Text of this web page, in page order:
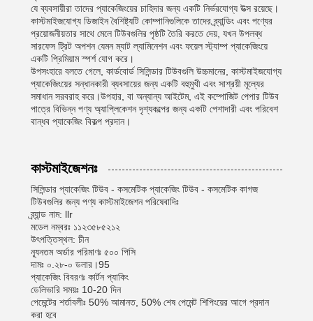
যে ব্যবসায়ীরা তাদের প্যাকেজিংয়ের চাহিদার জন্য একটি নির্ভরযোগ্য উত্স রয়েছে।
কাস্টমাইজযোগ্য ডিজাইন বৈশিষ্ট্যটি কোম্পানিগুলিকে তাদের ব্র্যান্ডিং এবং পণ্যের
প্রয়োজনীয়তার সাথে মেলে টিউবগুলির পৃষ্ঠটি তৈরি করতে দেয়, যখন উপলব্ধ
সারফেস ট্রিট অপশন যেমন ম্যাট ল্যামিনেশন এবং ফয়েল স্ট্যাম্প প্যাকেজিংয়ে
একটি প্রিমিয়াম স্পর্শ যোগ করে।
উপসংহারে বলতে গেলে, কার্ডবোর্ড সিলিন্ডার টিউবগুলি উচ্চমানের, কাস্টমাইজযোগ্য
প্যাকেজিংয়ের সন্ধানকারী ব্যবসায়ের জন্য একটি বহুমুখী এবং সাশ্রয়ী মূল্যের
সমাধান সরবরাহ করে।উপহার, বা অন্যান্য আইটেম, এই কম্পোজিট পেপার টিউব
পাত্রে বিভিন্ন পণ্য অ্যাপ্লিকেশন দৃশ্যকল্পের জন্য একটি পেশাদারী এবং পরিবেশ
বান্ধব প্যাকেজিং বিকল্প প্রদান।
কাস্টমাইজেশনঃ
সিলিন্ডার প্যাকেজিং টিউব - কসমেটিক প্যাকেজিং টিউব - কসমেটিক কাগজ
টিউবগুলির জন্য পণ্য কাস্টমাইজেশন পরিষেবাদিঃ
ব্র্যান্ড নাম: llr
মডেল নম্বরঃ ১১২৩৫৮৫২১২
উৎপত্তিস্থল: চীন
ন্যূনতম অর্ডার পরিমাণঃ ৫০০ পিসি
দামঃ ০.২৮-০ ডলার।95
প্যাকেজিং বিবরণঃ কার্টন প্যাকিং
ডেলিভারি সময়ঃ 10-20 দিন
পেমেন্টের শর্তাবলীঃ 50% আমানত, 50% শেষ পেমেন্ট শিপিংয়ের আগে প্রদান
করা হবে